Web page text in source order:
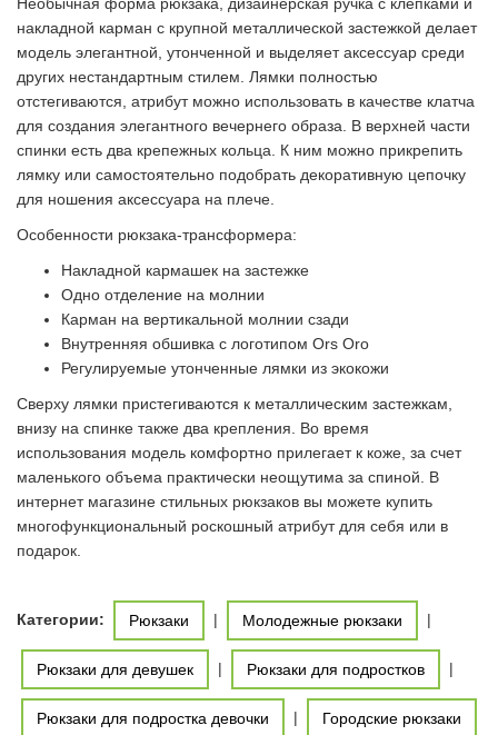
накладной карман с крупной металлической застежкой делает
модель элегантной, утонченной и выделяет аксессуар среди
других нестандартным стилем. Лямки полностью
отстегиваются, атрибут можно использовать в качестве клатча
для создания элегантного вечернего образа. В верхней части
спинки есть два крепежных кольца. К ним можно прикрепить
лямку или самостоятельно подобрать декоративную цепочку
для ношения аксессуара на плече.
Особенности рюкзака-трансформера:
Накладной кармашек на застежке
Одно отделение на молнии
Карман на вертикальной молнии сзади
Внутренняя обшивка с логотипом Ors Oro
Регулируемые утонченные лямки из экокожи
Сверху лямки пристегиваются к металлическим застежкам,
внизу на спинке также два крепления. Во время
использования модель комфортно прилегает к коже, за счет
маленького объема практически неощутима за спиной. В
интернет магазине стильных рюкзаков вы можете купить
многофункциональный роскошный атрибут для себя или в
подарок.
Категории: Рюкзаки | Молодежные рюкзаки |
Рюкзаки для девушек | Рюкзаки для подростков |
Рюкзаки для подростка девочки | Городские рюкзаки